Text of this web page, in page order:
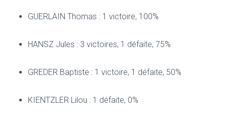
GUERLAIN Thomas : 1 victoire, 100%
HANSZ Jules : 3 victoires, 1 défaite, 75%
GREDER Baptiste : 1 victoire, 1 défaite, 50%
KIENTZLER Lilou : 1 défaite, 0%